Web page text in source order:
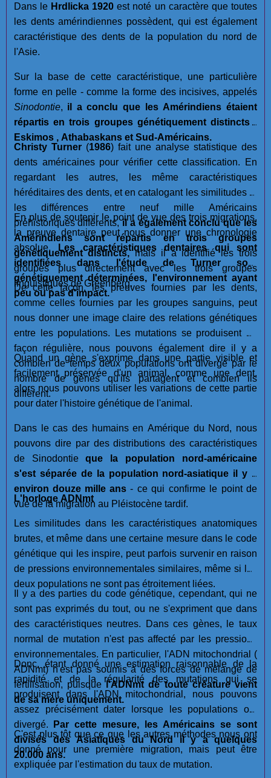
Dans le Hrdlicka 1920 est noté un caractère que toutes
les dents amérindiennes possèdent, qui est également
caractéristique des dents de la population du nord de
l'Asie.
Sur la base de cette caractéristique, une particulière
forme en pelle - comme la forme des incisives, appelés
Sinodontie, il a conclu que les Amérindiens étaient
répartis en trois groupes génétiquement distincts :
Eskimos , Athabaskans et Sud-Américains.
Christy Turner (1986) fait une analyse statistique des
dents américaines pour vérifier cette classification. En
regardant les autres, les même caractéristiques
héréditaires des dents, et en catalogant les similitudes et
les différences entre neuf mille Américains
préhistoriques différents,il a également conclu que les
Amérindiens sont répartis en trois groupes
génétiquement distincts,mais il a identifié les trois
groupes plus directement avec les trois groupes
linguistiques de Greenberg.
En plus de soutenir le point de vue des trois migrations,
la preuve dentaire peut nous donner une chronologie
absolue. Les caractéristiques dentaires qui sont
identifiées dans l'étude de Turner sont
génétiquement déterminées, l'environnement ayant
peu ou pas d'impact.
De cette façon, les preuves fournies par les dents,
comme celles fournies par les groupes sanguins, peut
nous donner une image claire des relations génétiques
entre les populations. Les mutations se produisent de
façon régulière, nous pouvons également dire il y a
combien de temps deux populations ont divergé par le
nombre de gènes qu'ils partagent et combien ils
diffèrent.
Quand un gène s'exprime dans une partie visible et
facilement préservée d'un animal, comme une dent,
alors nous pouvons utiliser les variations de cette partie
pour dater l'histoire génétique de l'animal.
Dans le cas des humains en Amérique du Nord, nous
pouvons dire par des distributions des caractéristiques
de Sinodontie que la population nord-américaine
s'est séparée de la population nord-asiatique il y a
environ douze mille ans - ce qui confirme le point de
vue de la migration au Pléistocène tardif.
L'horloge ADNmt
Les similitudes dans les caractéristiques anatomiques
brutes, et même dans une certaine mesure dans le code
génétique qui les inspire, peut parfois survenir en raison
de pressions environnementales similaires, même si les
deux populations ne sont pas étroitement liées.
Il y a des parties du code génétique, cependant, qui ne
sont pas exprimés du tout, ou ne s'expriment que dans
des caractéristiques neutres. Dans ces gènes, le taux
normal de mutation n'est pas affecté par les pressions
environnementales. En particulier, l'ADN mitochondrial (
ADNmt) n'est pas soumis à des forces de mélange de
fertilisation, puisquel'ADNmt de toute créature vient
de sa mère uniquement.
Donc, étant donné une estimation raisonnable de la
rapidité et de la régularité des mutations qui se
produisent dans l'ADN mitochondrial, nous pouvons
assez précisément dater lorsque les populations ont
divergé.
Par cette mesure, les Américains se sont
divisés des Asiatiques du Nord il y a quelques
20.000 ans.
C'est plus tôt que ce que les autres méthodes nous ont
donné pour une première migration, mais peut être
expliquée par l'estimation du taux de mutation.